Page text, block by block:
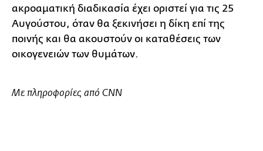
ακροαματική διαδικασία έχει οριστεί για τις 25
Αυγούστου, όταν θα ξεκινήσει η δίκη επί της
ποινής και θα ακουστούν οι καταθέσεις των
οικογενειών των θυμάτων.
Με πληροφορίες από CNN